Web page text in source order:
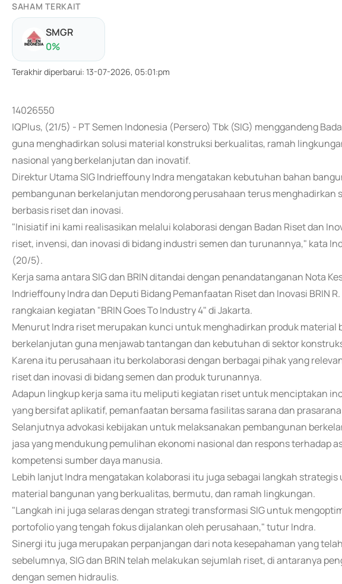
SAHAM TERKAIT
SMGR
0%
Terakhir diperbarui: 13-07-2026, 05:01:pm
14026550
IQPlus, (21/5) - PT Semen Indonesia (Persero) Tbk (SIG) menggandeng
guna menghadirkan solusi material konstruksi berkualitas, ramah
nasional yang berkelanjutan dan inovatif.
Direktur Utama SIG Indrieffouny Indra mengatakan kebutuhan bahan
pembangunan berkelanjutan mendorong perusahaan terus menghadirkan
berbasis riset dan inovasi.
"Inisiatif ini kami realisasikan melalui kolaborasi dengan Badan Riset dan
riset, invensi, dan inovasi di bidang industri semen dan turunannya," kata
(20/5).
Kerja sama antara SIG dan BRIN ditandai dengan penandatanganan Nota
Indrieffouny Indra dan Deputi Bidang Pemanfaatan Riset dan Inovasi BRIN
rangkaian kegiatan "BRIN Goes To Industry 4" di Jakarta.
Menurut Indra riset merupakan kunci untuk menghadirkan produk material
berkelanjutan guna menjawab tantangan dan kebutuhan di sektor
Karena itu perusahaan itu berkolaborasi dengan berbagai pihak yang
riset dan inovasi di bidang semen dan produk turunannya.
Adapun lingkup kerja sama itu meliputi kegiatan riset untuk menciptakan
yang bersifat aplikatif, pemanfaatan bersama fasilitas sarana dan
Selanjutnya advokasi kebijakan untuk melaksanakan pembangunan
jasa yang mendukung pemulihan ekonomi nasional dan respons terhadap
kompetensi sumber daya manusia.
Lebih lanjut Indra mengatakan kolaborasi itu juga sebagai langkah
material bangunan yang berkualitas, bermutu, dan ramah lingkungan.
"Langkah ini juga selaras dengan strategi transformasi SIG untuk
portofolio yang tengah fokus dijalankan oleh perusahaan," tutur Indra.
Sinergi itu juga merupakan perpanjangan dari nota kesepahaman yang
sebelumnya, SIG dan BRIN telah melakukan sejumlah riset, di antaranya
dengan semen hidraulis.